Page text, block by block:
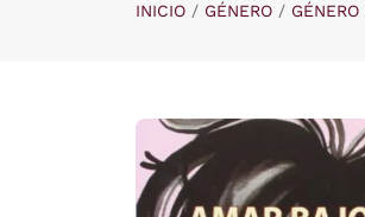
INICIO GÉNERO GÉNERO